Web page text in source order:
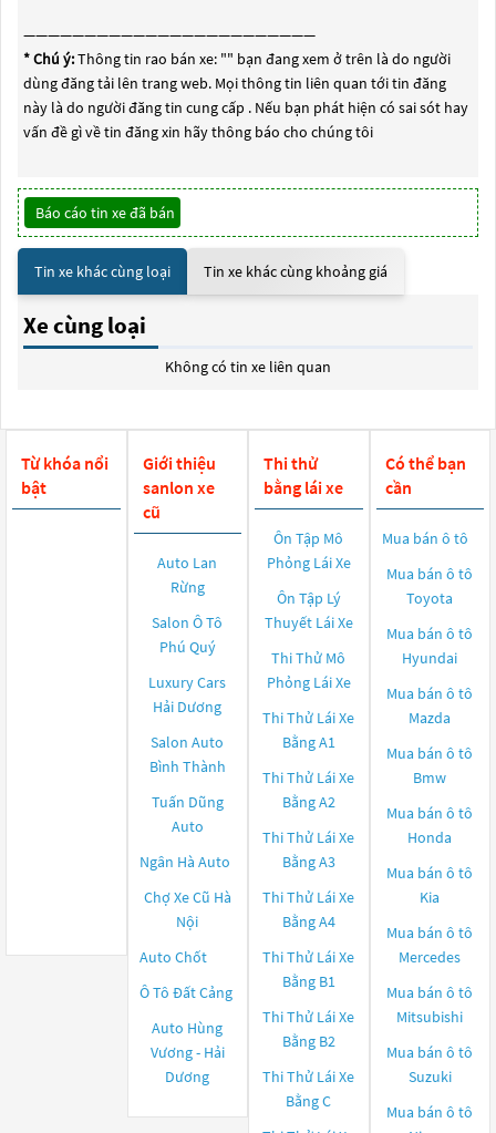
————————————————————————
* Chú ý:Thông tin rao bán xe: "" bạn đang xem ở trên là do người
dùng đăng tải lên trang web. Mọi thông tin liên quan tới tin đăng
này là do người đăng tin cung cấp . Nếu bạn phát hiện có sai sót hay
vấn đề gì về tin đăng xin hãy thông báo cho chúng tôi
Báo cáo tin xe đã bán
Tin xe khác cùng loại Tin xe khác cùng khoảng giá
Xe cùng loại
Không có tin xe liên quan
Từ khóa nổi
bật
Giới thiệu
sanlon xe
cũ
Auto Lan
Rừng
Salon Ô Tô
Phú Quý
Luxury Cars
Hải Dương
Salon Auto
Bình Thành
Tuấn Dũng
Auto
Ngân Hà Auto
Chợ Xe Cũ Hà
Nội
Auto Chốt
Ô Tô Đất Cảng
Auto Hùng
Vương - Hải
Dương
Thi thử
bằng lái xe
Ôn Tập Mô
Phỏng Lái Xe
Ôn Tập Lý
Thuyết Lái Xe
Thi Thử Mô
Phỏng Lái Xe
Thi Thử Lái Xe
Bằng A1
Thi Thử Lái Xe
Bằng A2
Thi Thử Lái Xe
Bằng A3
Thi Thử Lái Xe
Bằng A4
Thi Thử Lái Xe
Bằng B1
Thi Thử Lái Xe
Bằng B2
Thi Thử Lái Xe
Bằng C
Có thể bạn
cần
Mua bán ô tô
Mua bán ô tô
Toyota
Mua bán ô tô
Hyundai
Mua bán ô tô
Mazda
Mua bán ô tô
Bmw
Mua bán ô tô
Honda
Mua bán ô tô
Kia
Mua bán ô tô
Mercedes
Mua bán ô tô
Mitsubishi
Mua bán ô tô
Suzuki
Mua bán ô tô